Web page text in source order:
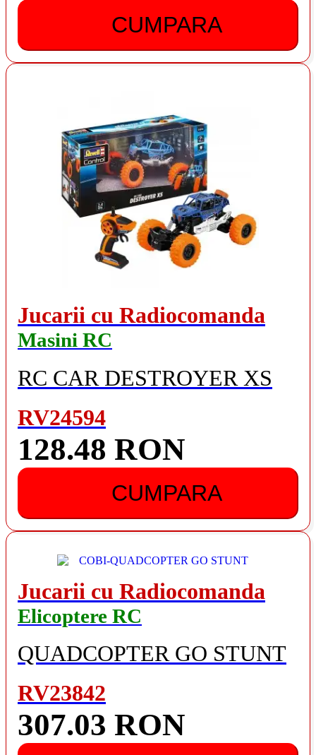
CUMPARA
Jucarii cu Radiocomanda
Masini RC
RC CAR DESTROYER XS
RV24594
128.48 RON
CUMPARA
Jucarii cu Radiocomanda
Elicoptere RC
QUADCOPTER GO STUNT
RV23842
307.03 RON